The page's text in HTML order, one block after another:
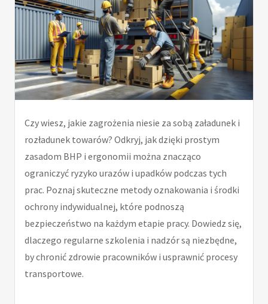
Czy wiesz, jakie zagrożenia niesie za sobą załadunek i
rozładunek towarów? Odkryj, jak dzięki prostym
zasadom BHP i ergonomii można znacząco
ograniczyć ryzyko urazów i upadków podczas tych
prac. Poznaj skuteczne metody oznakowania i środki
ochrony indywidualnej, które podnoszą
bezpieczeństwo na każdym etapie pracy. Dowiedz się,
dlaczego regularne szkolenia i nadzór są niezbędne,
by chronić zdrowie pracowników i usprawnić procesy
transportowe.